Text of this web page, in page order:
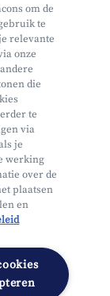
om de
te
relevante
onze
die
te
via
je
werking
over de
plaatsen
en